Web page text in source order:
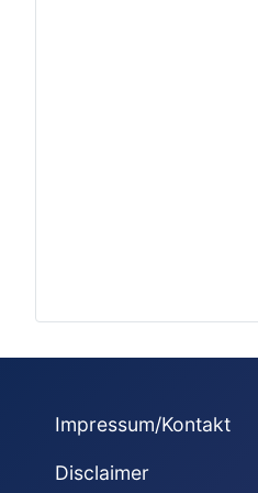
Impressum/Kontakt
Disclaimer